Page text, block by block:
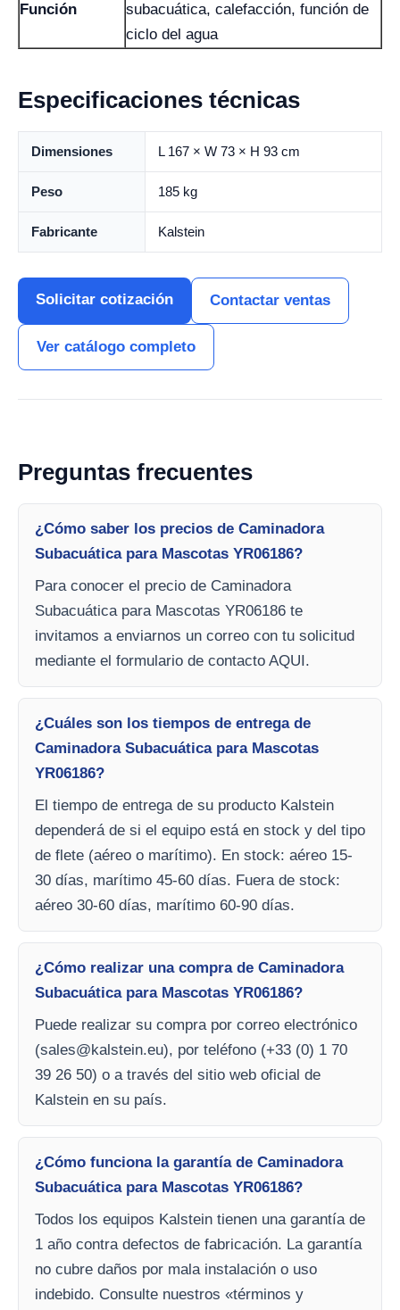
Función
subacuática, calefacción, función de
ciclo del agua
Especificaciones técnicas
Dimensiones L 167 × W 73 × H 93 cm
Peso 185 kg
Fabricante Kalstein
Solicitar cotización Contactar ventas
Ver catálogo completo
Preguntas frecuentes
¿Cómo saber los precios de Caminadora
Subacuática para Mascotas YR06186?
Para conocer el precio de Caminadora
Subacuática para Mascotas YR06186 te
invitamos a enviarnos un correo con tu solicitud
mediante el formulario de contacto AQUI.
¿Cuáles son los tiempos de entrega de
Caminadora Subacuática para Mascotas
YR06186?
El tiempo de entrega de su producto Kalstein
dependerá de si el equipo está en stock y del tipo
de flete (aéreo o marítimo). En stock: aéreo 15-
30 días, marítimo 45-60 días. Fuera de stock:
aéreo 30-60 días, marítimo 60-90 días.
¿Cómo realizar una compra de Caminadora
Subacuática para Mascotas YR06186?
Puede realizar su compra por correo electrónico
(sales@kalstein.eu), por teléfono (+33 (0) 1 70
39 26 50) o a través del sitio web oficial de
Kalstein en su país.
¿Cómo funciona la garantía de Caminadora
Subacuática para Mascotas YR06186?
Todos los equipos Kalstein tienen una garantía de
1 año contra defectos de fabricación. La garantía
no cubre daños por mala instalación o uso
indebido. Consulte nuestros «términos y